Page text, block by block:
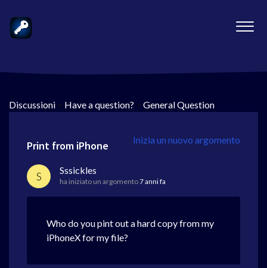
Discussioni > Have a question? > General Question
Inizia un nuovo argomento
Print from iPhone
S Sssickles
ha iniziato un argomento7 anni fa
Who do you pint out a hard copy from my
iPhoneX for my file?